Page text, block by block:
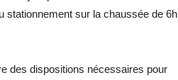
stationnement sur la chaussée de 6h
des dispositions nécessaires pour